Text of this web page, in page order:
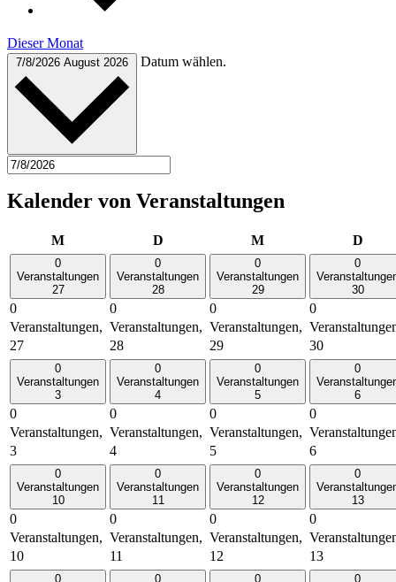
Dieser Monat
7/8/2026 August 2026 Datum wählen.
Kalender von Veranstaltungen
MMontag DDienstag MMittwoch D
0
Veranstaltungen
27
0
Veranstaltungen,
27
0
Veranstaltungen
28
0
Veranstaltungen,
28
0
Veranstaltungen
29
0
Veranstaltungen,
29
0
30
0
30
0
Veranstaltungen
3
0
Veranstaltungen,
3
0
Veranstaltungen
4
0
Veranstaltungen,
4
0
Veranstaltungen
5
0
Veranstaltungen,
5
0
6
0
6
0
Veranstaltungen
10
0
Veranstaltungen,
10
0
Veranstaltungen
11
0
Veranstaltungen,
11
0
Veranstaltungen
12
0
Veranstaltungen,
12
0
13
0
13
0
0
0
0